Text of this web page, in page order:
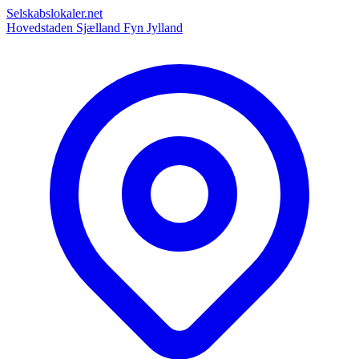
Selskabslokaler.net
Hovedstaden Sjælland Fyn Jylland